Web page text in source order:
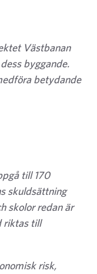
Västbanan
byggande.
betydande
till 170
skuldsättning
skolor redan är
riktas till
risk,